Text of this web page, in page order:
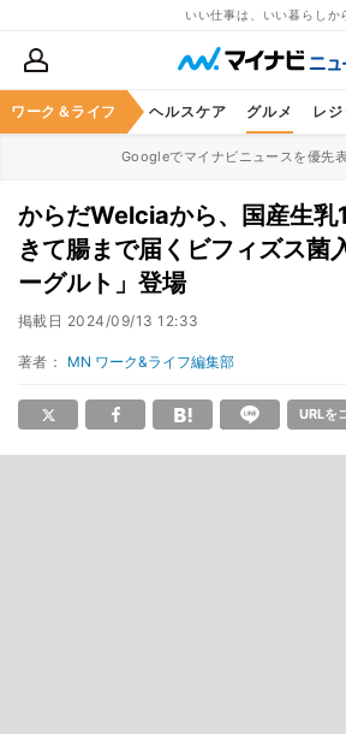
いい仕事は、いい暮らしか
ワーク＆ライフ
マネー 暮らし ヘルスケア グルメ レ
Googleでマイナビニュースを優先
からだWelciaから、国産生
きて腸まで届くビフィズス菌
ーグルト」登場
掲載日 2024/09/13 12:33
著者： MN ワーク&ライフ編集部
URLを